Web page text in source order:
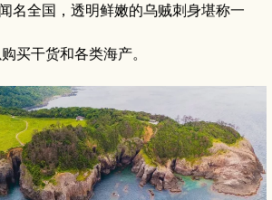
名全国，透明鲜嫩的乌贼刺身堪称一
买干货和各类海产。